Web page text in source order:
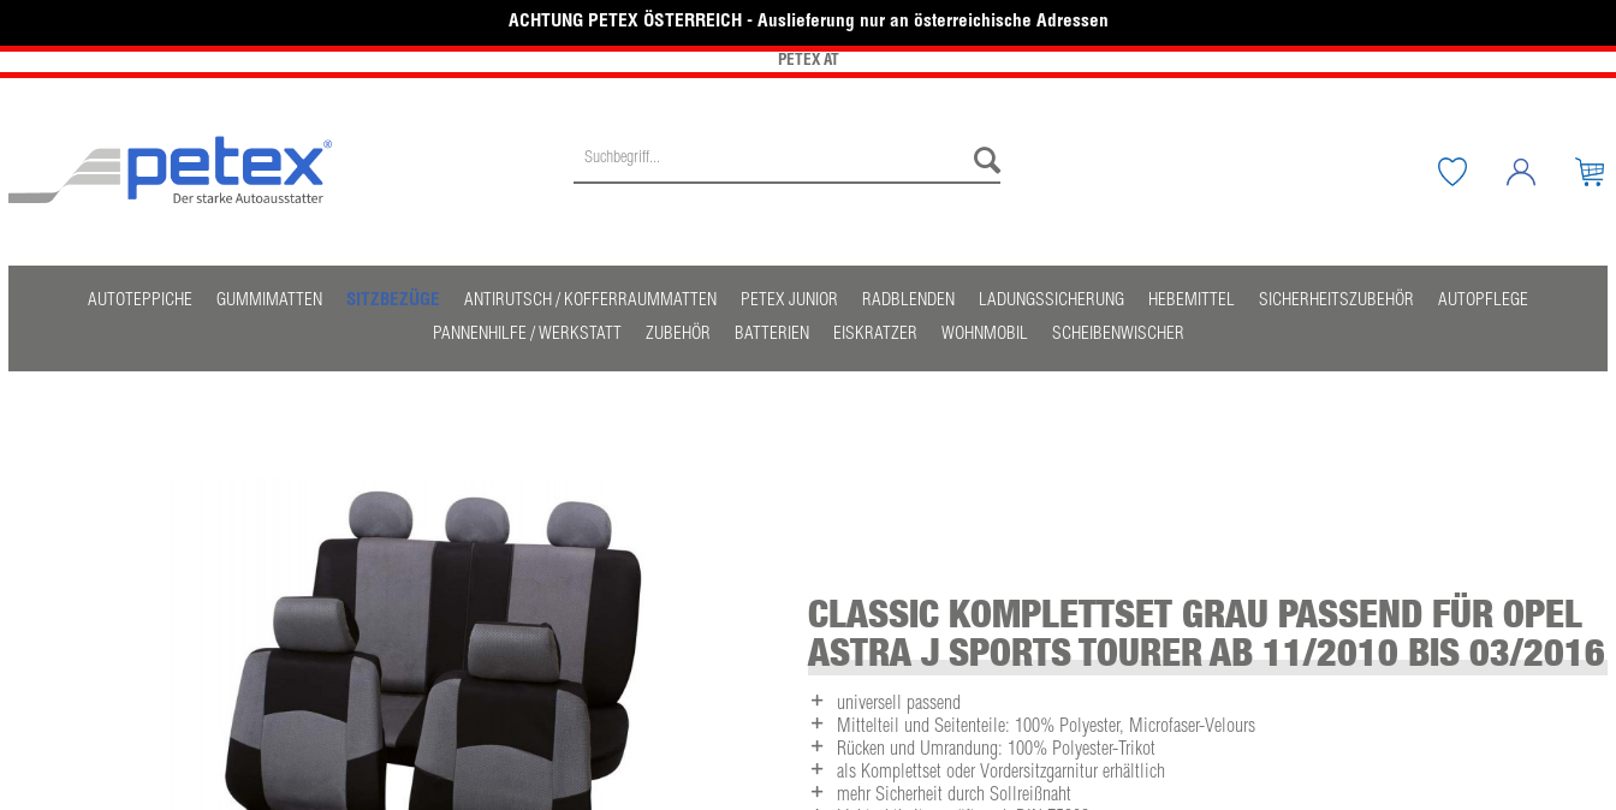
ACHTUNG PETEX ÖSTERREICH - Auslieferung nur an österreichische Adressen
PETEX AT
AUTOTEPPICHE GUMMIMATTEN SITZBEZÜGE ANTIRUTSCH / KOFFERRAUMMATTEN PETEX JUNIOR RADBLENDEN LADUNGSSICHERUNG HEBEMITTEL SICHERHEITSZUBEHÖR
AUTOPFLEGE
PANNENHILFE / WERKSTATT
ZUBEHÖR BATTERIEN EISKRATZER WOHNMOBIL SCHEIBENWISCHER
CLASSIC KOMPLETTSET GRAU PASSEND FÜR OPEL
ASTRA J SPORTS TOURER AB 11/2010 BIS 03/2016
universell passend
Mittelteil und Seitenteile: 100% Polyester, Microfaser-Velours
Rücken und Umrandung: 100% Polyester-Trikot
als Komplettset oder Vordersitzgarnitur erhältlich
mehr Sicherheit durch Sollreißnaht